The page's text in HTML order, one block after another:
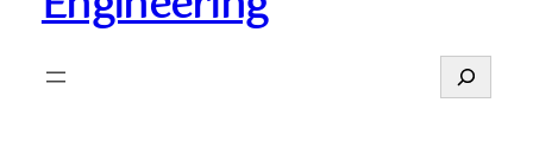
Suchen